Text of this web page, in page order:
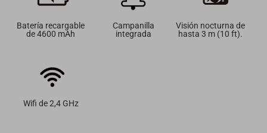
Batería recargable
de 4600 mAh
Campanilla
integrada
Visión nocturna de
hasta 3 m (10 ft).
Wifi de 2,4 GHz